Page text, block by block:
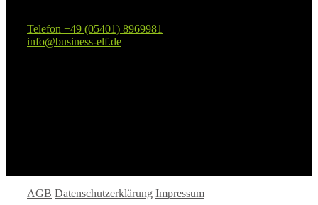
Telefon +49 (05401) 8969981
info@business-elf.de
AGB Datenschutzerklärung Impressum